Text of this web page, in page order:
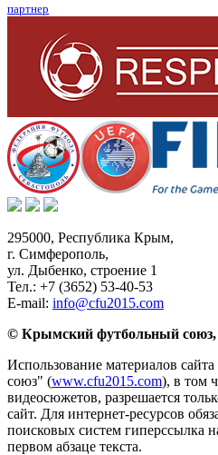
партнер
295000, Республика Крым,
г. Симферополь,
ул. Дыбенко, строение 1
Тел.: +7 (3652) 53-40-53
E-mail: info@cfu2015.com
© Крымский футбольный союз,
Использование материалов
союз" (www.cfu2015.com), в том
видеосюжетов, разрешается
сайт. Для интернет-ресурсов
поисковых систем гиперссылка
первом абзаце текста.